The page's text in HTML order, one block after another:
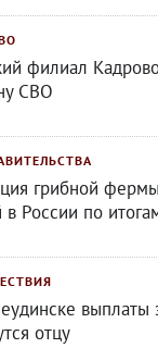
филиал
СВО
грибной
России по
выплаты
отцу